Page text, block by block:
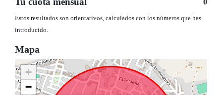
0
Estos resultados son orientativos, calculados con los números que has
introducido.
Mapa
+
−